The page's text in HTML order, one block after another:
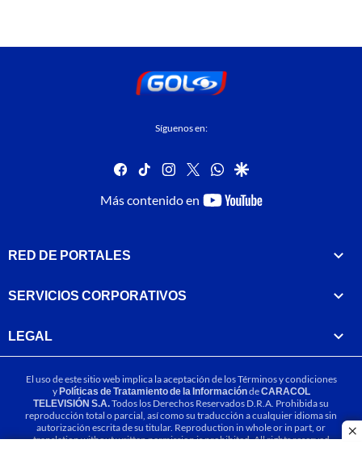
Síguenos en:
facebook
tiktok instagram
twitterwhatsapp
google
Más contenido en
youtube-
RED DE PORTALES
SERVICIOS CORPORATIVOS
LEGAL
El uso de este sitio web implica la aceptación de losTérminos y condiciones
yPolíticas de Tratamiento de la InformacióndeCARACOL
TELEVISIÓN S.A.Todos los Derechos Reservados D.R.A. Prohibida su
reproducción total o parcial, así como su traducción a cualquier idioma sin
autorización escrita de su titular. Reproduction in whole or in part, or
translation without written permission is prohibited. All rights reserved